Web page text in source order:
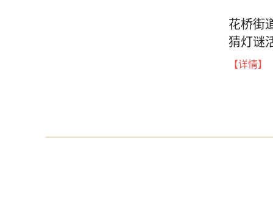
花桥街
猜灯谜
【详情】